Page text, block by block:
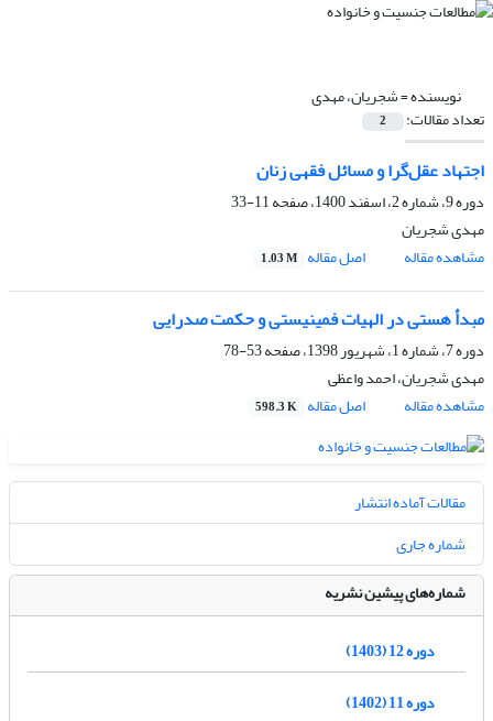
نویسنده =شجریان، مهدی
تعداد مقالات: 2
اجتهاد عقل‌گرا و مسائل فقهی زنان
دوره 9، شماره 2، اسفند 1400، صفحه
11-33
مهدی شجریان
مشاهده مقاله
اصل مقاله 1.03 M
مبدأ هستی در الهیات فمینیستی و حکمت صدرایی
دوره 7، شماره 1، شهریور 1398، صفحه
53-78
مهدی شجریان، احمد واعظی
مشاهده مقاله
اصل مقاله 598.3 K
مقالات آماده انتشار
شماره جاری
شماره‌های پیشین نشریه
دوره 12 (1403)
دوره 11 (1402)